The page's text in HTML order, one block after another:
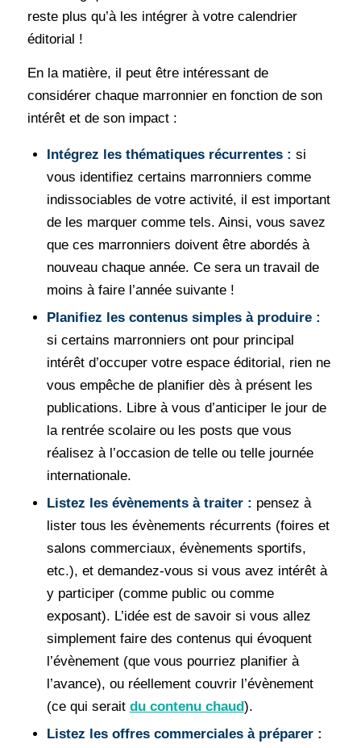
reste plus qu’à les intégrer à votre calendrier
éditorial !
En la matière, il peut être intéressant de
considérer chaque marronnier en fonction de son
intérêt et de son impact :
Intégrez les thématiques récurrentes : si
vous identifiez certains marronniers comme
indissociables de votre activité, il est important
de les marquer comme tels. Ainsi, vous savez
que ces marronniers doivent être abordés à
nouveau chaque année. Ce sera un travail de
moins à faire l’année suivante !
Planifiez les contenus simples à produire :
si certains marronniers ont pour principal
intérêt d’occuper votre espace éditorial, rien ne
vous empêche de planifier dès à présent les
publications. Libre à vous d’anticiper le jour de
la rentrée scolaire ou les posts que vous
réalisez à l’occasion de telle ou telle journée
internationale.
Listez les évènements à traiter : pensez à
lister tous les évènements récurrents (foires et
salons commerciaux, évènements sportifs,
etc.), et demandez-vous si vous avez intérêt à
y participer (comme public ou comme
exposant). L’idée est de savoir si vous allez
simplement faire des contenus qui évoquent
l’évènement (que vous pourriez planifier à
l’avance), ou réellement couvrir l’évènement
(ce qui serait du contenu chaud).
Listez les offres commerciales à préparer :